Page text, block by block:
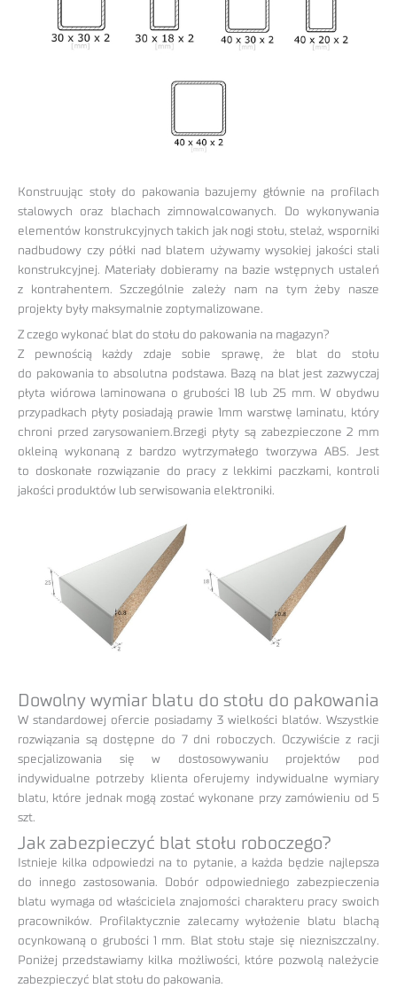
Konstruując stoły do pakowania bazujemy głównie na profilach
stalowych oraz blachach zimnowalcowanych. Do wykonywania
elementów konstrukcyjnych takich jak nogi stołu, stelaż, wsporniki
nadbudowy czy półki nad blatem używamy wysokiej jakości stali
konstrukcyjnej. Materiały dobieramy na bazie wstępnych ustaleń
z kontrahentem. Szczególnie zależy nam na tym żeby nasze
projekty były maksymalnie zoptymalizowane.
Z czego wykonać blat do stołu do pakowania na magazyn?
Z pewnością każdy zdaje sobie sprawę, że blat do stołu
do pakowania to absolutna podstawa. Bazą na blat jest zazwyczaj
płyta wiórowa laminowana o grubości 18 lub 25 mm. W obydwu
przypadkach płyty posiadają prawie 1mm warstwę laminatu, który
chroni przed zarysowaniem.Brzegi płyty są zabezpieczone 2 mm
okleiną wykonaną z bardzo wytrzymałego tworzywa ABS. Jest
to doskonałe rozwiązanie do pracy z lekkimi paczkami, kontroli
jakości produktów lub serwisowania elektroniki.
Dowolny wymiar blatu do stołu do pakowania
W standardowej ofercie posiadamy 3 wielkości blatów. Wszystkie
rozwiązania są dostępne do 7 dni roboczych. Oczywiście z racji
specjalizowania się w dostosowywaniu projektów pod
indywidualne potrzeby klienta oferujemy indywidualne wymiary
blatu, które jednak mogą zostać wykonane przy zamówieniu od 5
szt.
Jak zabezpieczyć blat stołu roboczego?
Istnieje kilka odpowiedzi na to pytanie, a każda będzie najlepsza
do innego zastosowania. Dobór odpowiedniego zabezpieczenia
blatu wymaga od właściciela znajomości charakteru pracy swoich
pracowników. Profilaktycznie zalecamy wyłożenie blatu blachą
ocynkowaną o grubości 1 mm. Blat stołu staje się niezniszczalny.
Poniżej przedstawiamy kilka możliwości, które pozwolą należycie
zabezpieczyć blat stołu do pakowania.